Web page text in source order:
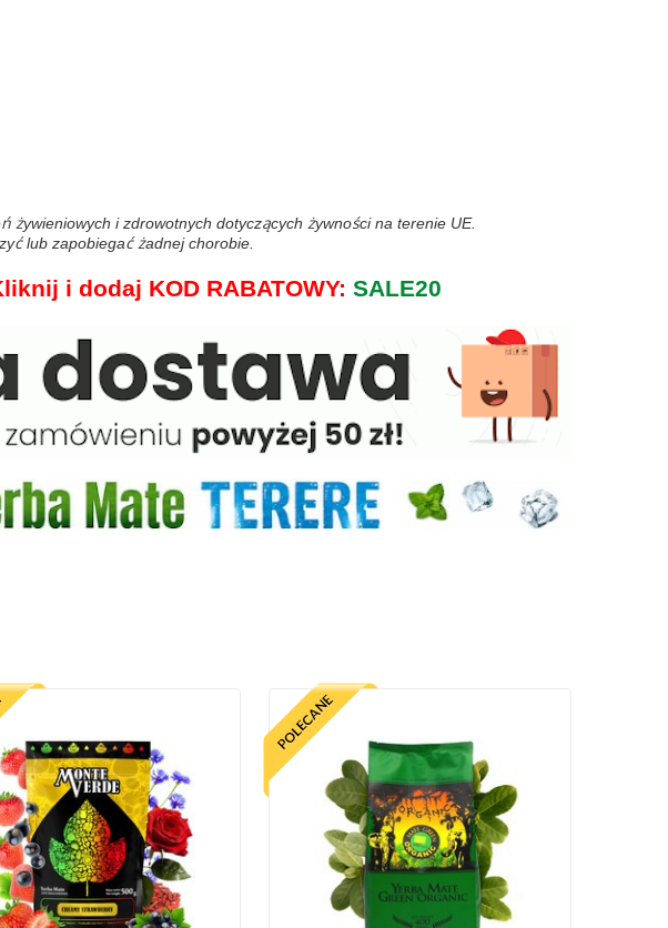
i zdrowotnych dotyczących żywności na terenie UE.
lub zapobiegać żadnej chorobie.
i dodaj KOD RABATOWY: SALE20